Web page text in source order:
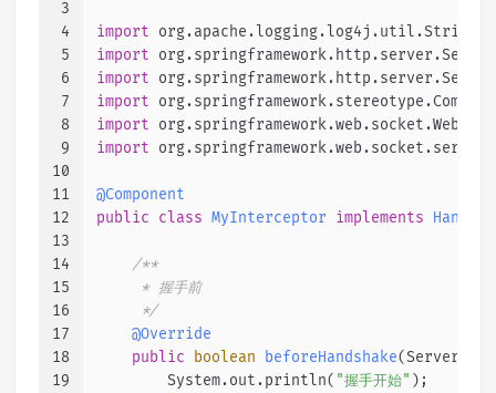
3
4
5
6
7
8
9
10
11
12
13
14
15
16
17
18
19
import org.apache.logging.log4j.util.Strings;
import
import
import
import
import
@Component
public
class MyInterceptor implements
/**
     * 握手前
     */
@Override
public
boolean beforeHandshake
        System.out.println(
"握手开始" );